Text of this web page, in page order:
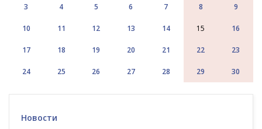
3 4 5 6 7 8 9
10 11 12 13 14 15 16
17 18 19 20 21 22 23
24 25 26 27 28 29 30
Новости